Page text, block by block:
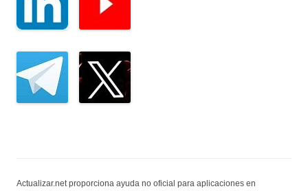
Actualizar.net proporciona ayuda no oficial para aplicaciones en